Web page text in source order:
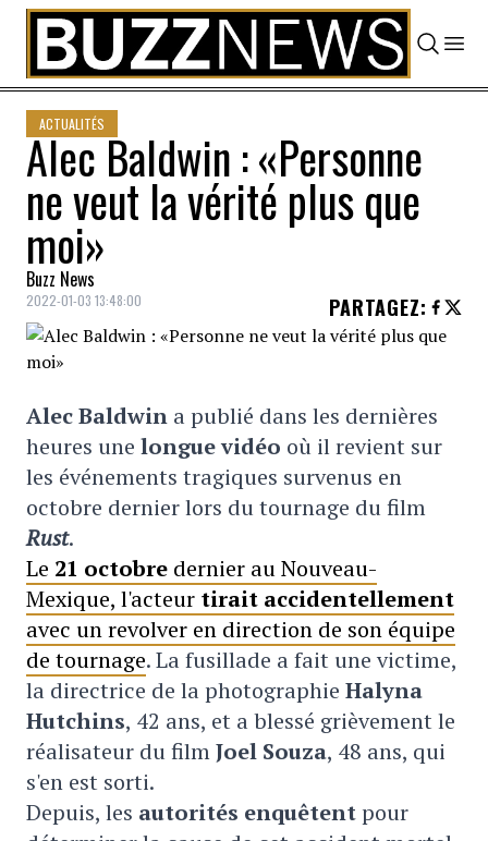
Skip to content
ACTUALITÉS
Alec Baldwin : «Personne
ne veut la vérité plus que
moi»
Buzz News
2022-01-03 13:48:00 PARTAGEZ:
Alec Baldwin a publié dans les dernières
heures une longue vidéo où il revient sur
les événements tragiques survenus en
octobre dernier lors du tournage du film
Rust.
Le 21 octobre dernier au Nouveau-
Mexique, l'acteur tirait accidentellement
avec un revolver en direction de son équipe
de tournage. La fusillade a fait une victime,
la directrice de la photographie Halyna
Hutchins, 42 ans, et a blessé grièvement le
réalisateur du filmJoel Souza, 48 ans, qui
s'en est sorti.
Depuis, les autorités enquêtentpour